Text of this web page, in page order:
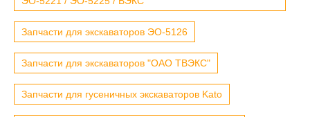
Запчасти для экскаваторов ЭО-5126
Запчасти для экскаваторов "ОАО ТВЭКС"
Запчасти для гусеничных экскаваторов Kato